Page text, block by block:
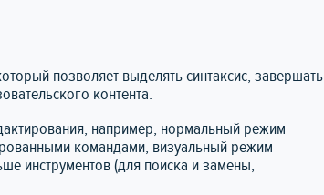
позволяет выделять синтаксис, завершать
контента.
например, нормальный режим
командами, визуальный режим
инструментов (для поиска и замены,